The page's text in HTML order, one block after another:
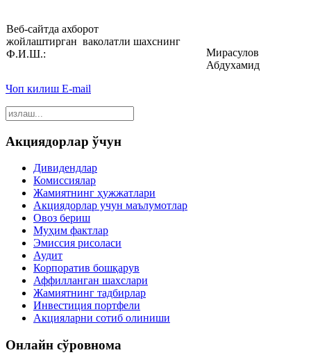
‎Веб-сайтда ахборот
жойлаштирганваколатли шахснинг
Ф.И.Ш.:‎
Мирасулов
Абдухамид‎‎
Чоп килиш E-mail
Акциядорлар ўчун
Дивидендлар
Комиссиялар
Жамиятнинг ҳужжатлари
Акциядорлар учун маълумотлар
Овоз бериш
Муҳим фактлар
Эмиссия рисоласи
Аудит
Корпоратив бошқарув
Аффилланган шахслари
Жамиятнинг тадбирлар
Инвестиция портфели
Акцияларни сотиб олиниши
Онлайн сўровнома